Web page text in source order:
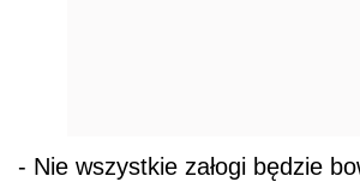
- Nie wszystkie załogi będzie